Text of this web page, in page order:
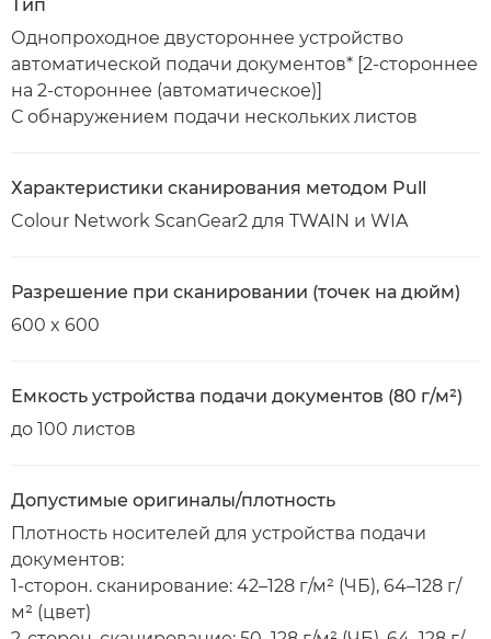
Тип
Однопроходное двустороннее устройство
автоматической подачи документов* [2-стороннее
на 2-стороннее (автоматическое)]
С обнаружением подачи нескольких листов
Характеристики сканирования методом Pull
Colour Network ScanGear2 для TWAIN и WIA
Разрешение при сканировании (точек на дюйм)
600 x 600
Емкость устройства подачи документов (80 г/м²)
до 100 листов
Допустимые оригиналы/плотность
Плотность носителей для устройства подачи
документов:
1-сторон. сканирование: 42–128 г/м² (ЧБ), 64–128 г/
м² (цвет)